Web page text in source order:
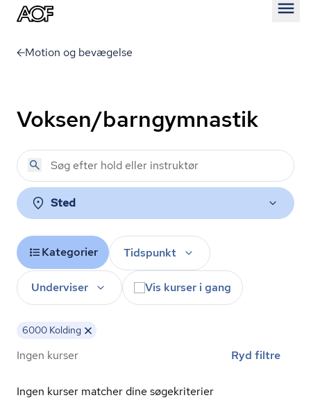
Motion og bevægelse
Voksen/barngymnastik
Sted
Kategorier Tidspunkt
Underviser Vis kurser i gang
6000 Kolding
Ingen kurser Ryd filtre
Ingen kurser matcher dine søgekriterier